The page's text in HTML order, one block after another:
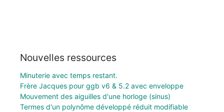
Nouvelles ressources
Minuterie avec temps restant.
Frère Jacques pour ggb v6 & 5.2 avec enveloppe
Mouvement des aiguilles d'une horloge (sinus)
Termes d'un polynôme développé réduit modifiable